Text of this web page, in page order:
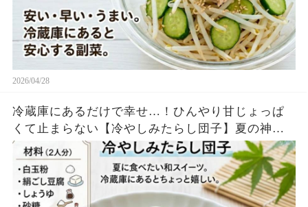
2026/04/28
冷蔵庫にあるだけで幸せ…！ひんやり甘じょっぱ
くて止まらない【冷やしみたらし団子】夏の神レ
シピ